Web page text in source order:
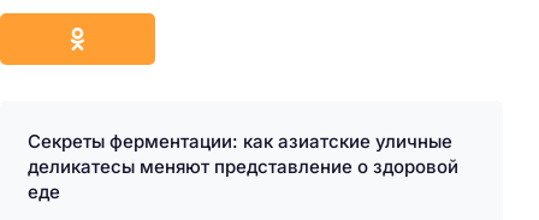
Секреты ферментации: как азиатские уличные
деликатесы меняют представление о здоровой
еде